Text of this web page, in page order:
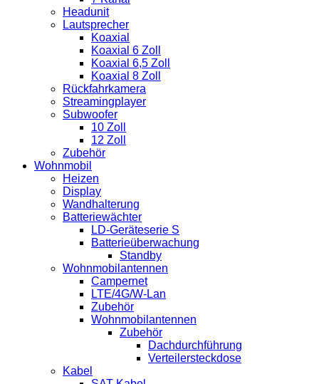
Headunit
Lautsprecher
Koaxial
Koaxial 6 Zoll
Koaxial 6,5 Zoll
Koaxial 8 Zoll
Rückfahrkamera
Streamingplayer
Subwoofer
10 Zoll
12 Zoll
Zubehör
Wohnmobil
Heizen
Display
Wandhalterung
Batteriewächter
LD-Geräteserie S
Batterieüberwachung
Standby
Wohnmobilantennen
Campernet
LTE/4G/W-Lan
Zubehör
Wohnmobilantennen
Zubehör
Dachdurchführung
Verteilersteckdose
Kabel